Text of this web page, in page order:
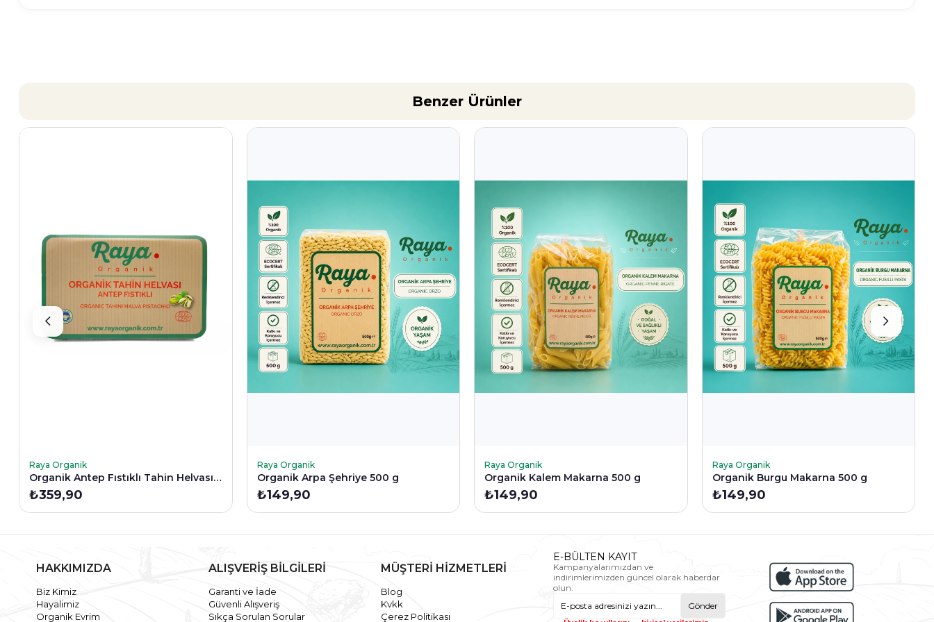
Benzer Ürünler
SEPETE EKLE
Raya Organik
Organik Antep Fıstıklı Tahin Helvası 200 Gr
₺359,90
SEPETE EKLE
Raya Organik
Organik Arpa Şehriye 500 g
₺149,90
SEPETE EKLE
Raya Organik
Organik Kalem Makarna 500 g
₺149,90
SEPETE EKLE
Raya Organik
Organik Burgu Makarna 500 g
₺149,90
HAKKIMIZDA
Biz Kimiz
Hayalimiz
Organik Evrim
ALIŞVERİŞ BİLGİLERİ
Garanti ve İade
Güvenli Alışveriş
Sıkça Sorulan Sorular
MÜŞTERİ HİZMETLERİ
Blog
Kvkk
Çerez Politikası
E-BÜLTEN KAYIT
Kampanyalarımızdan ve
indirimlerimizden güncel olarak haberdar
olun.
Gönder